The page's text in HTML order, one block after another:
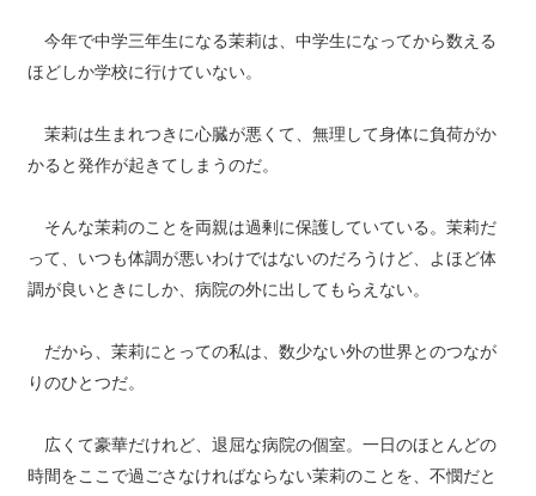
今年で中学三年生になる茉莉は、中学生になってから数える
ほどしか学校に行けていない。
茉莉は生まれつきに心臓が悪くて、無理して身体に負荷がか
かると発作が起きてしまうのだ。
そんな茉莉のことを両親は過剰に保護していている。茉莉だ
って、いつも体調が悪いわけではないのだろうけど、よほど体
調が良いときにしか、病院の外に出してもらえない。
だから、茉莉にとっての私は、数少ない外の世界とのつなが
りのひとつだ。
広くて豪華だけれど、退屈な病院の個室。一日のほとんどの
時間をここで過ごさなければならない茉莉のことを、不憫だと